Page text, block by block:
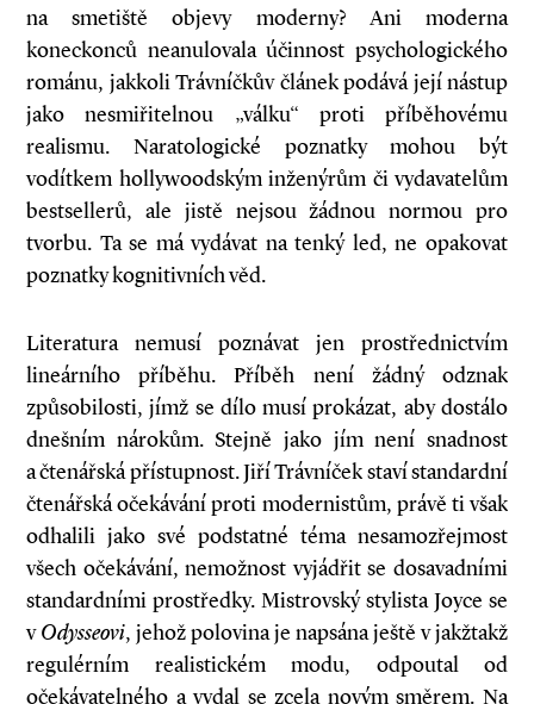
na smetiště objevy moderny? Ani moderna
koneckonců neanulovala účinnost psychologického
románu, jakkoli Trávníčkův článek podává její nástup
jako nesmiřitelnou „válku“ proti příběhovému
realismu. Naratologické poznatky mohou být
vodítkem hollywoodským inženýrům či vydavatelům
bestsellerů, ale jistě nejsou žádnou normou pro
tvorbu. Ta se má vydávat na tenký led, ne opakovat
poznatky kognitivních věd.
Literatura nemusí poznávat jen prostřednictvím
lineárního příběhu. Příběh není žádný odznak
způsobilosti, jímž se dílo musí prokázat, aby dostálo
dnešním nárokům. Stejně jako jím není snadnost
a čtenářská přístupnost. Jiří Trávníček staví standardní
čtenářská očekávání proti modernistům, právě ti však
odhalili jako své podstatné téma nesamozřejmost
všech očekávání, nemožnost vyjádřit se dosavadními
standardními prostředky. Mistrovský stylista Joyce se
vOdysseovi, jehož polovina je napsána ještě v jakžtakž
regulérním realistickém modu, odpoutal od
očekávatelného a vydal se zcela novým směrem. Na